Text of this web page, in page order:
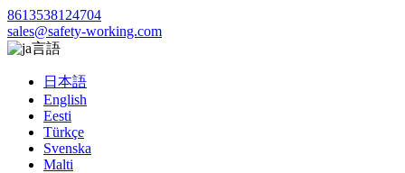
8613538124704
sales@safety-working.com
言語
日本語
English
Eesti
Türkçe
Svenska
Malti